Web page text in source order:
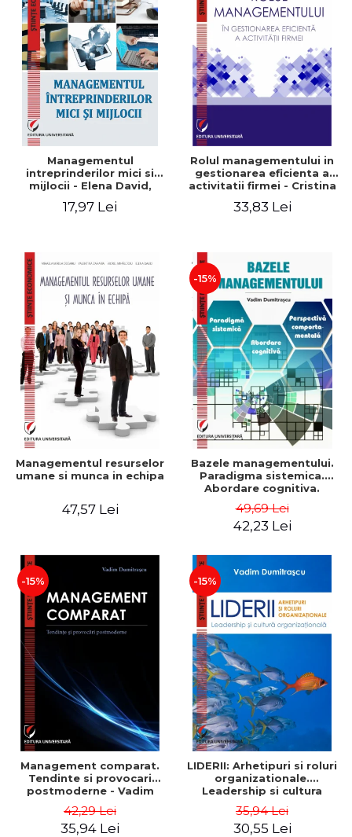
Managementul
intreprinderilor mici si
mijlocii - Elena David,
Roxana Carmen Ionescu,
17,97 Lei
Rolul managementului in
gestionarea eficienta a
activitatii firmei - Cristina
Gabriel Nastase, Mihaela-
33,83 Lei
Managementul resurselor
umane si munca in echipa
47,57 Lei
-15%
Bazele managementului.
Paradigma sistemica.
Abordare cognitiva.
comportamentala - Vadim
Dumitrascu
49,69 Lei
42,23 Lei
-15%
Management comparat.
Tendinte si provocari
postmoderne - Vadim
42,29 Lei
35,94 Lei
-15%
LIDERII: Arhetipuri si roluri
organizationale.
Leadership si cultura
Dumitrascu
35,94 Lei
30,55 Lei